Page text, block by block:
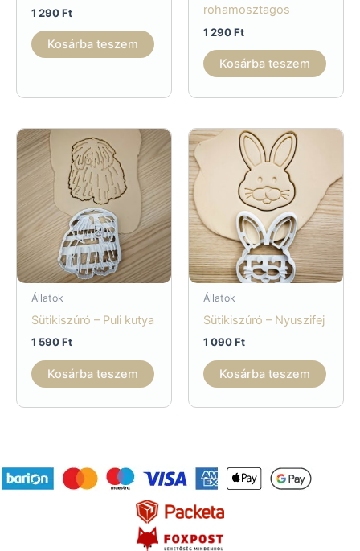
1 290Ft
Kosárba teszem
rohamosztagos
1 290Ft
Kosárba teszem
Állatok
Sütikiszúró – Puli kutya
1 590Ft
Kosárba teszem
Állatok
Sütikiszúró – Nyuszifej
1 090Ft
Kosárba teszem